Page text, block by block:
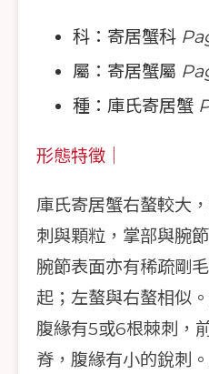
科：寄居蟹科
屬：寄居蟹屬
種：庫氏寄居蟹
形態特徵｜
庫氏寄居蟹右螯較大
刺與顆粒，掌部與腕
腕節表面亦有稀疏剛
起；左螯與右螯相似
腹緣有5或6根棘刺，
脊，腹緣有小的銳刺